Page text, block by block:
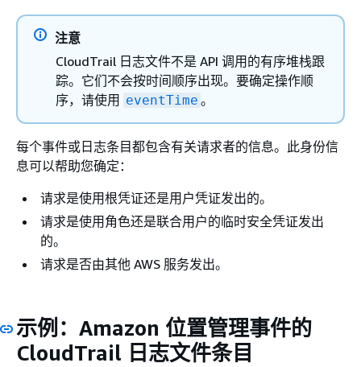
注意
CloudTrail 日志文件不是 API 调用的有序堆栈跟
踪。它们不会按时间顺序出现。要确定操作顺
序，请使用 eventTime 。
每个事件或日志条目都包含有关请求者的信息。此身份信
息可以帮助您确定：
请求是使用根凭证还是用户凭证发出的。
请求是使用角色还是联合用户的临时安全凭证发出
的。
请求是否由其他 AWS 服务发出。
示例：Amazon 位置管理事件的
CloudTrail 日志文件条目